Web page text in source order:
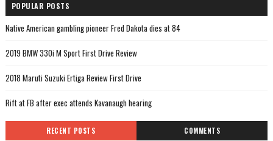
POPULAR POSTS
Native American gambling pioneer Fred Dakota dies at 84
2019 BMW 330i M Sport First Drive Review
2018 Maruti Suzuki Ertiga Review First Drive
Rift at FB after exec attends Kavanaugh hearing
RECENT POSTS COMMENTS